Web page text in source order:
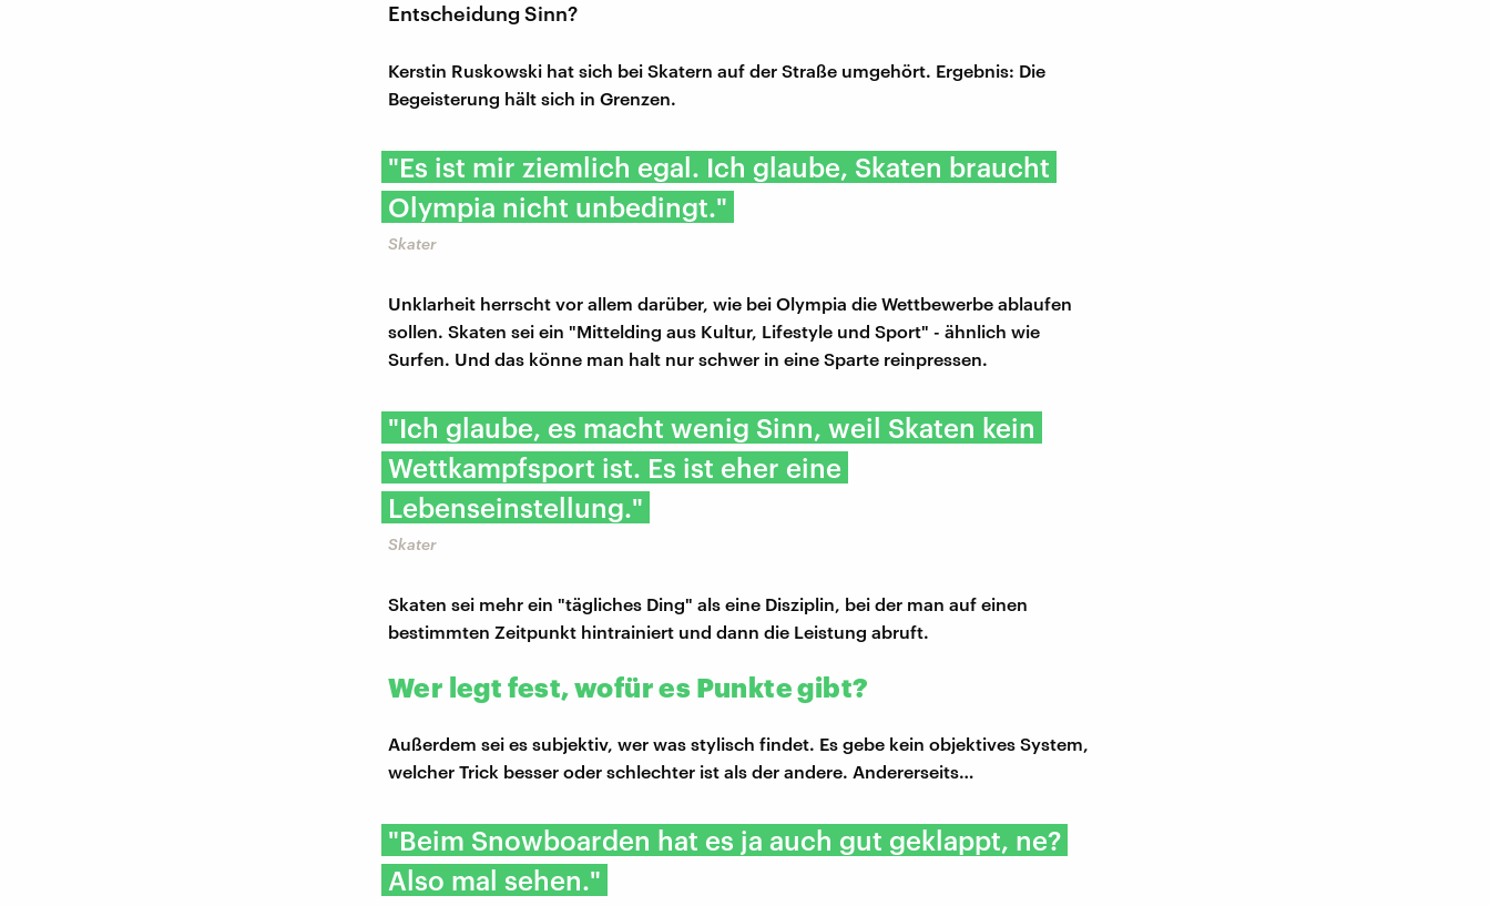
Entscheidung Sinn?
Kerstin Ruskowski hat sich bei Skatern auf der Straße umgehört. Ergebnis: Die
Begeisterung hält sich in Grenzen.
"Es ist mir ziemlich egal. Ich glaube, Skaten braucht
Olympia nicht unbedingt."
Skater
Unklarheit herrscht vor allem darüber, wie bei Olympia die Wettbewerbe ablaufen
sollen. Skaten sei ein "Mittelding aus Kultur, Lifestyle und Sport" - ähnlich wie
Surfen. Und das könne man halt nur schwer in eine Sparte reinpressen.
"Ich glaube, es macht wenig Sinn, weil Skaten kein
Wettkampfsport ist. Es ist eher eine
Lebenseinstellung."
Skater
Skaten sei mehr ein "tägliches Ding" als eine Disziplin, bei der man auf einen
bestimmten Zeitpunkt hintrainiert und dann die Leistung abruft.
Wer legt fest, wofür es Punkte gibt?
Außerdem sei es subjektiv, wer was stylisch findet. Es gebe kein objektives System,
welcher Trick besser oder schlechter ist als der andere. Andererseits…
"Beim Snowboarden hat es ja auch gut geklappt, ne?
Also mal sehen."